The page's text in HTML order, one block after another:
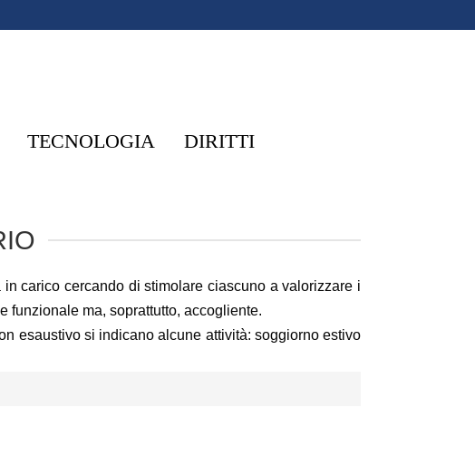
TECNOLOGIA DIRITTI
carico cercando di stimolare ciascuno a valorizzare i
funzionale ma, soprattutto, accogliente.
esaustivo si indicano alcune attività: soggiorno estivo